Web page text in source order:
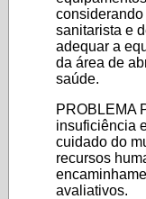
considerando
sanitarista e
adequar a
da área de
saúde.
PROBLEMA
insuficiência
cuidado do
recursos
avaliativos.